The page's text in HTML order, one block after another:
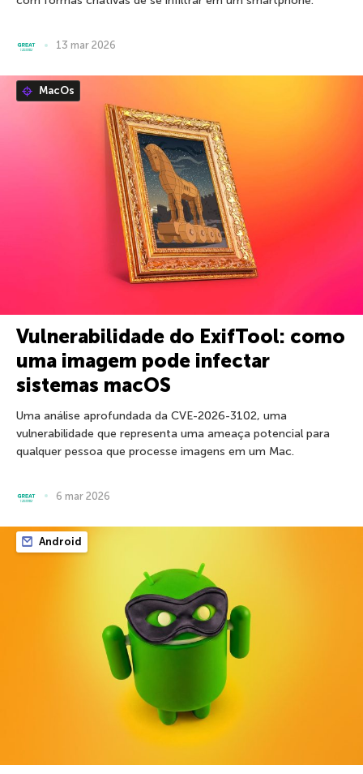
13 mar 2026
MacOs
Vulnerabilidade do ExifTool: como
uma imagem pode infectar
sistemas macOS
Uma análise aprofundada da CVE-2026-3102, uma
vulnerabilidade que representa uma ameaça potencial para
qualquer pessoa que processe imagens em um Mac.
6 mar 2026
Android